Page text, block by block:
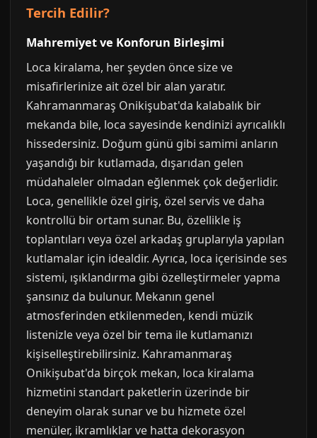
Tercih Edilir?
Mahremiyet ve Konforun Birleşimi
Loca kiralama, her şeyden önce size ve
misafirlerinize ait özel bir alan yaratır.
Kahramanmaraş Onikişubat'da kalabalık bir
mekanda bile, loca sayesinde kendinizi ayrıcalıklı
hissedersiniz. Doğum günü gibi samimi anların
yaşandığı bir kutlamada, dışarıdan gelen
müdahaleler olmadan eğlenmek çok değerlidir.
Loca, genellikle özel giriş, özel servis ve daha
kontrollü bir ortam sunar. Bu, özellikle iş
toplantıları veya özel arkadaş gruplarıyla yapılan
kutlamalar için idealdir. Ayrıca, loca içerisinde ses
sistemi, ışıklandırma gibi özelleştirmeler yapma
şansınız da bulunur. Mekanın genel
atmosferinden etkilenmeden, kendi müzik
listenizle veya özel bir tema ile kutlamanızı
kişiselleştirebilirsiniz. Kahramanmaraş
Onikişubat'da birçok mekan, loca kiralama
hizmetini standart paketlerin üzerinde bir
deneyim olarak sunar ve bu hizmete özel
menüler, ikramlıklar ve hatta dekorasyon